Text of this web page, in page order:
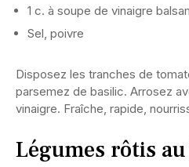
1 c. à soupe de vinaigre
Sel, poivre
Disposez les tranches de
parsemez de basilic. Arrosez
vinaigre. Fraîche, rapide,
Légumes rôtis